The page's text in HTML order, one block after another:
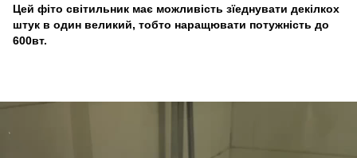
Цей фіто світильник має можливість зїеднувати декілкох
штук в один великий, тобто наращювати потужність до
600вт.